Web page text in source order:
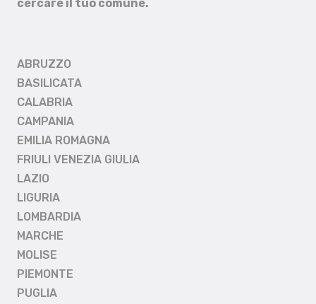
cercare il tuo comune.
ABRUZZO
BASILICATA
CALABRIA
CAMPANIA
EMILIA ROMAGNA
FRIULI VENEZIA GIULIA
LAZIO
LIGURIA
LOMBARDIA
MARCHE
MOLISE
PIEMONTE
PUGLIA